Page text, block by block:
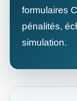
formulaires
pénalités,
simulation.